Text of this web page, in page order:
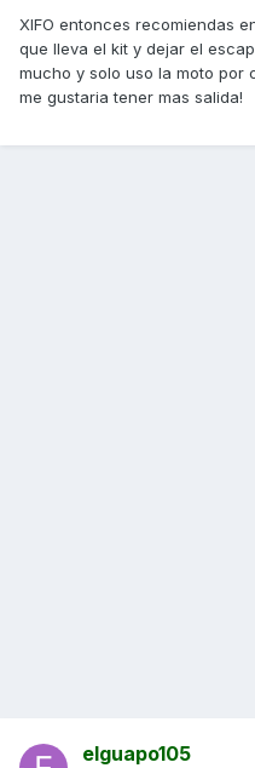
XIFO entonces recomiendas
que lleva el kit y dejar el
mucho y solo uso la moto por
me gustaria tener mas salida!
elguapo105